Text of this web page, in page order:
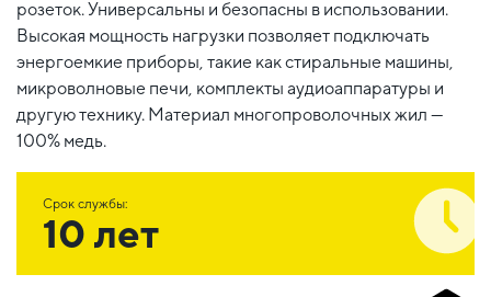
розеток. Универсальны и безопасны в использовании.
Высокая мощность нагрузки позволяет подключать
энергоемкие приборы, такие как стиральные машины,
микроволновые печи, комплекты аудиоаппаратуры и
другую технику. Материал многопроволочных жил —
100% медь.
Срок службы:
10 лет